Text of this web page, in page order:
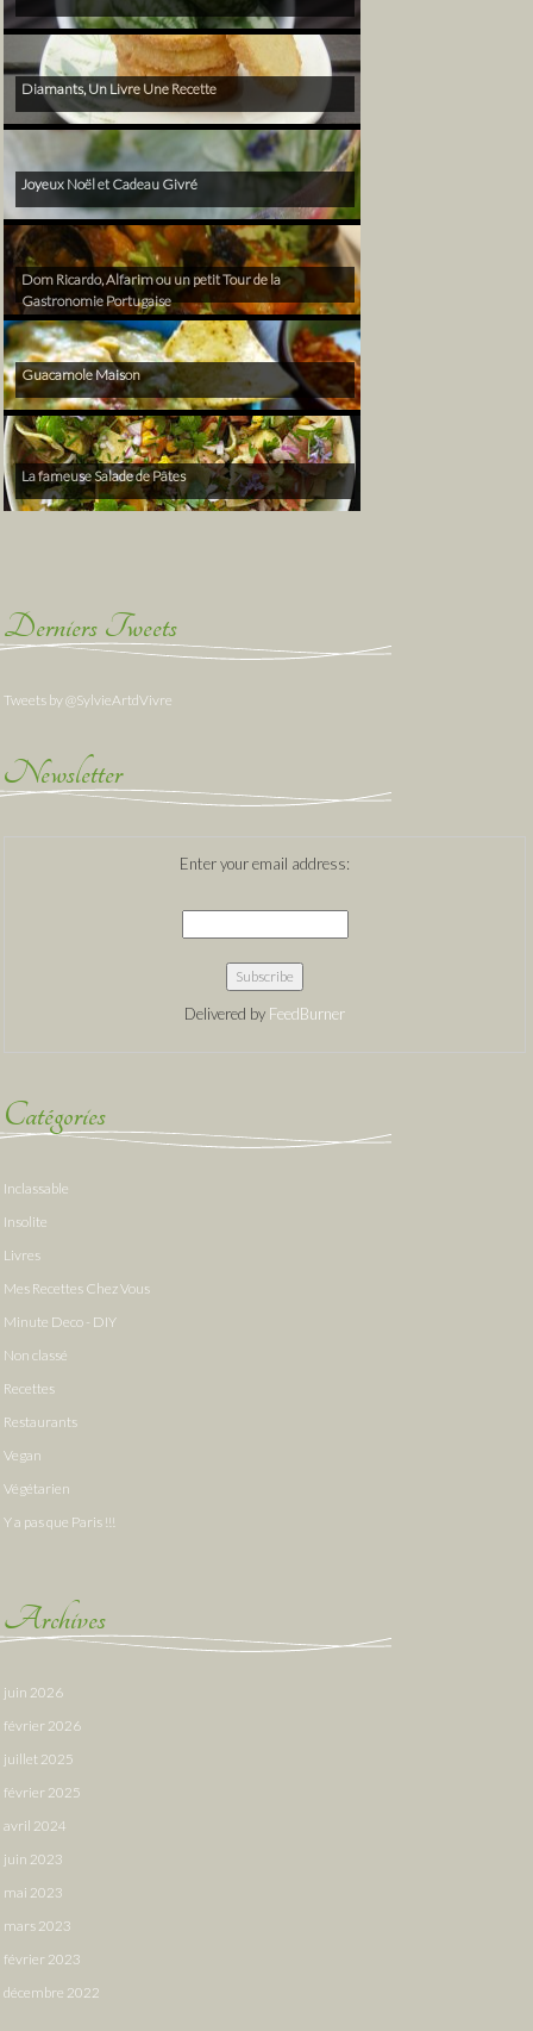
Diamants, Un Livre Une Recette
Joyeux Noël et Cadeau Givré
Dom Ricardo, Alfarim ou un petit Tour de la
Gastronomie Portugaise
Guacamole Maison
La fameuse Salade de Pâtes
Derniers Tweets
Tweets by @SylvieArtdVivre
Newsletter
Enter your email address:
Delivered by FeedBurner
Catégories
Inclassable
Insolite
Livres
Mes Recettes Chez Vous
Minute Deco - DIY
Non classé
Recettes
Restaurants
Vegan
Végétarien
Y a pas que Paris !!!
Archives
juin 2026
février 2026
juillet 2025
février 2025
avril 2024
juin 2023
mai 2023
mars 2023
février 2023
décembre 2022